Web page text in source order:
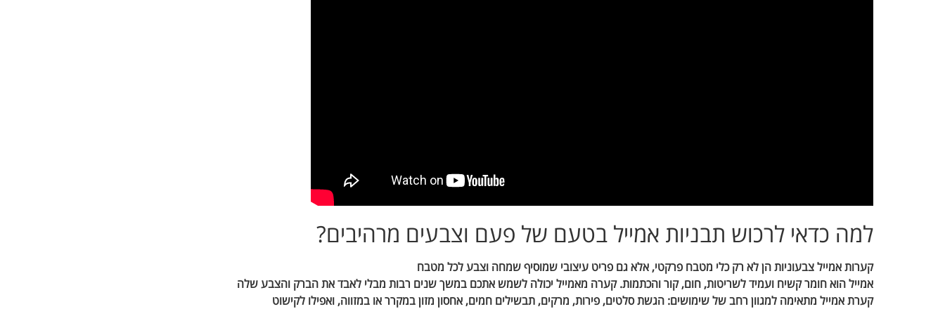
למה כדאי לרכוש תבניות אמייל בטעם של פעם וצבעים מרהיבים?
קערות אמייל צבעוניות הן לא רק כלי מטבח פרקטי, אלא גם פריט עיצובי שמוסיף שמחה וצבע לכל מטבח
אמייל הוא חומר קשיח ועמיד לשריטות, חום, קור והכתמות. קערה מאמייל יכולה לשמש אתכם במשך שנים רבות מבלי לאבד את הברק והצבע שלה
קערת אמייל מתאימה למגוון רחב של שימושים: הגשת סלטים, פירות, מרקים, תבשילים חמים, אחסון מזון במקרר או במזווה, ואפילו לקישוט